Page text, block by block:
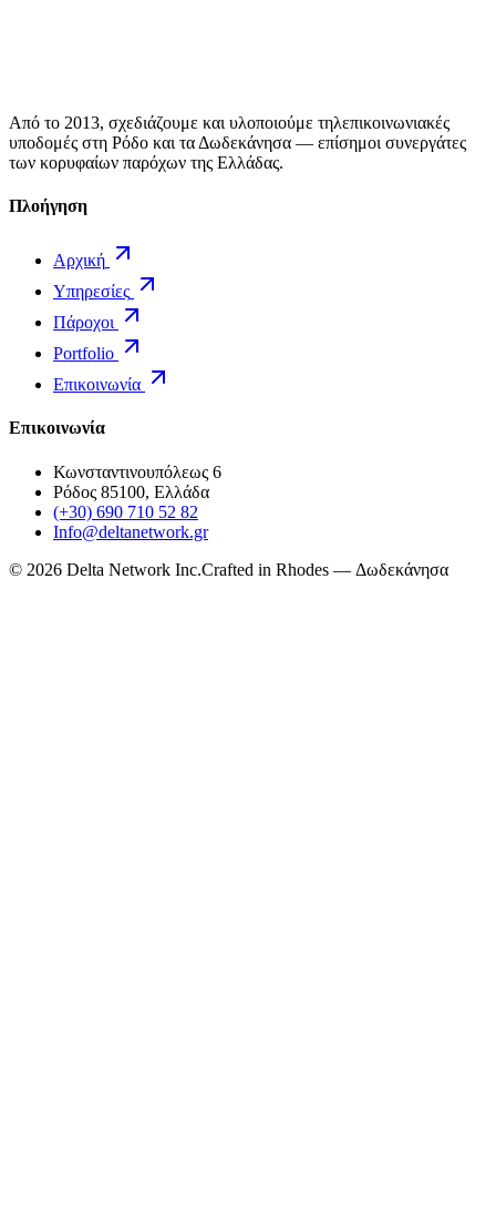
Από το 2013, σχεδιάζουμε και υλοποιούμε τηλεπικοινωνιακές
υποδομές στη Ρόδο και τα Δωδεκάνησα — επίσημοι συνεργάτες
των κορυφαίων παρόχων της Ελλάδας.
Πλοήγηση
Αρχική
Υπηρεσίες
Πάροχοι
Portfolio
Επικοινωνία
Επικοινωνία
Κωνσταντινουπόλεως 6
Ρόδος 85100, Ελλάδα
(+30) 690 710 52 82
Info@deltanetwork.gr
© 2026 Delta Network Inc.Crafted in Rhodes — Δωδεκάνησα